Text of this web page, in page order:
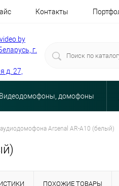
Контакты
г.
д. 27,
Видеодомофоны, домофоны
Arsenal AR-A10 (белый)
ПОХОЖИЕ ТОВАРЫ